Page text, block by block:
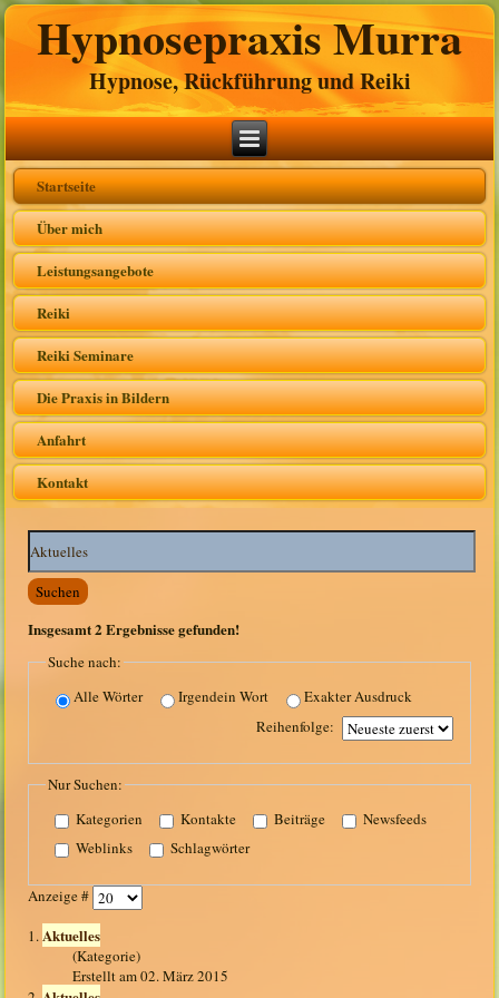
Hypnosepraxis Murra
Hypnose, Rückführung und Reiki
Startseite
Über mich
Leistungsangebote
Reiki
Reiki Seminare
Die Praxis in Bildern
Anfahrt
Kontakt
Suchen
Insgesamt2 Ergebnisse gefunden!
Suche nach:
Alle Wörter
Irgendein Wort
Exakter Ausdruck
Reihenfolge:
Nur Suchen:
Kategorien
Kontakte Beiträge
Newsfeeds
Weblinks
Schlagwörter
Anzeige #
1.Aktuelles
(Kategorie)
Erstellt am 02. März 2015